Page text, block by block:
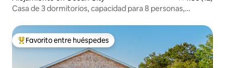
Casa de 3 dormitorios, capacidad para 8 personas,
Favorito entre huéspedes preferido
Favorito entre huéspedes